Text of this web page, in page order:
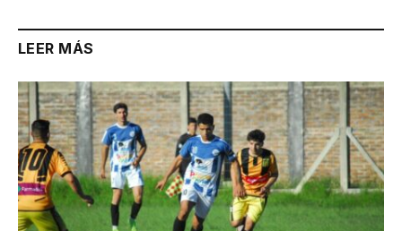
LEER MÁS